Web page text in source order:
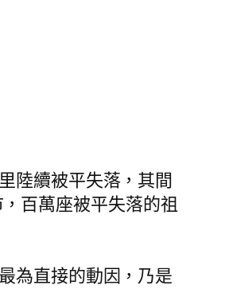
陸續被平失落，其間
百萬座被平失落的祖
為直接的動因，乃是